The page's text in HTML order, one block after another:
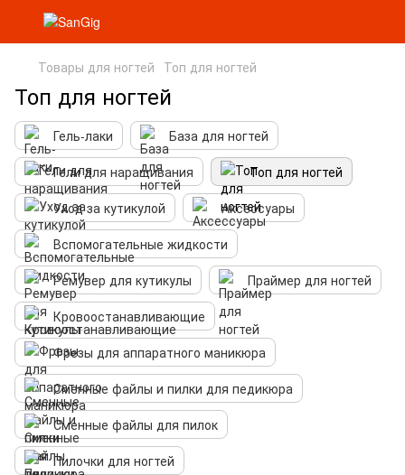
Товары для ногтей Топ для ногтей
Топ для ногтей
Гель-лаки
База для ногтей
Гели для наращивания
Топ для ногтей
Уход за кутикулой
Аксессуары
Вспомогательные жидкости
Ремувер для кутикулы
Праймер для ногтей
Кровоостанавливающие
Фрезы для аппаратного маникюра
Сменные файлы и пилки для педикюра
Сменные файлы для пилок
Пилочки для ногтей